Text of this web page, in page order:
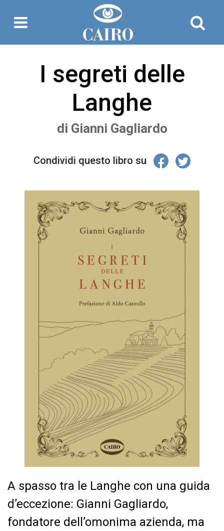
I segreti delle
Langhe
di Gianni Gagliardo
Condividi questo libro su
A spasso tra le Langhe con una guida
d’eccezione: Gianni Gagliardo,
fondatore dell’omonima azienda, ma